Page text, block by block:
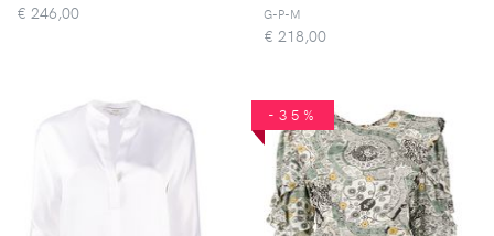
€ 246,00 G-P-M
€ 218,00
-35%